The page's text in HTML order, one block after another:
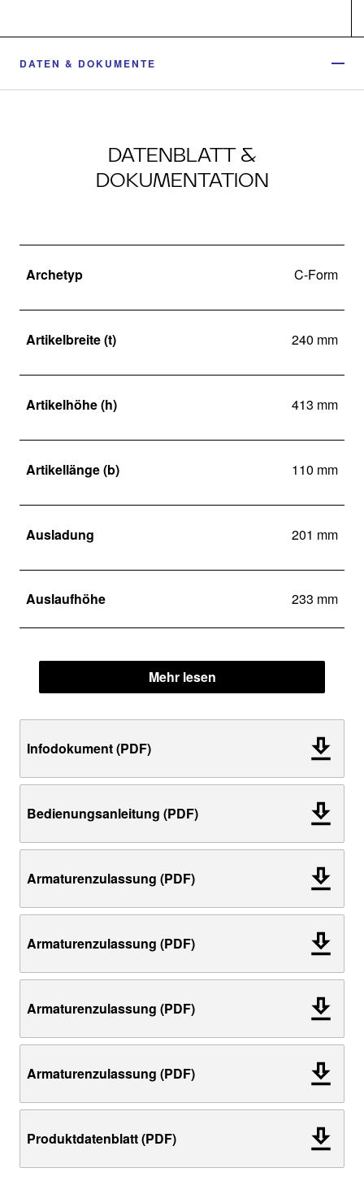
DATEN & DOKUMENTE
DATENBLATT &
DOKUMENTATION
Archetyp C-Form
Artikelbreite (t) 240 mm
Artikelhöhe (h) 413 mm
Artikellänge (b) 110 mm
Ausladung 201 mm
Auslaufhöhe 233 mm
Mehr lesen
Infodokument (PDF)
Bedienungsanleitung (PDF)
Armaturenzulassung (PDF)
Armaturenzulassung (PDF)
Armaturenzulassung (PDF)
Armaturenzulassung (PDF)
Produktdatenblatt (PDF)